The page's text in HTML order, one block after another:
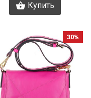
Купить
30%